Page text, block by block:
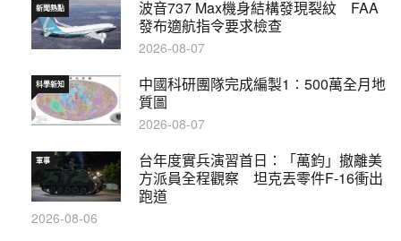
波音737 Max機身結構發現裂紋 FAA
發布適航指令要求檢查
新聞熱點
2026-08-07
中國科研團隊完成編製1∶500萬全月地
質圖
科學新知
2026-08-07
台年度實兵演習首日：「萬鈞」撤離美
方派員全程觀察 坦克丟零件F-16衝出
跑道
軍事
2026-08-06